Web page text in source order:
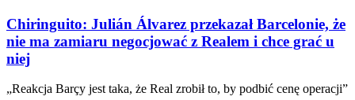
Chiringuito: Julián Álvarez przekazał Barcelonie, że
nie ma zamiaru negocjować z Realem i chce grać u
niej
„Reakcja Barçy jest taka, że Real zrobił to, by podbić cenę operacji”